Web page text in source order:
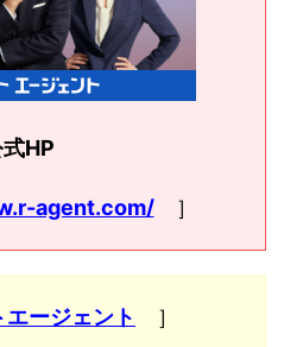
HP
agent.com/］
エージェント ］